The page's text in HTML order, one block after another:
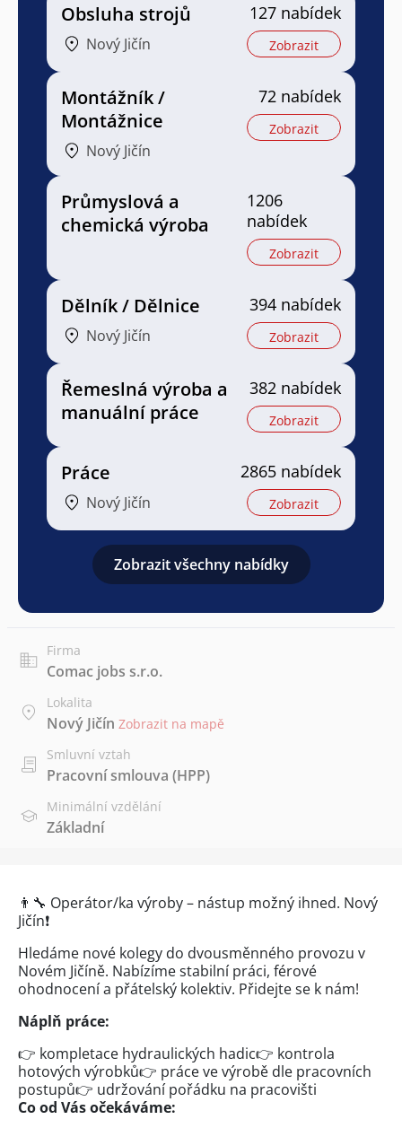
Obsluha strojů
Nový Jičín
127 nabídek
Zobrazit
Montážník /
Montážnice
Nový Jičín
72 nabídek
Zobrazit
Průmyslová a
chemická výroba
1206
nabídek
Zobrazit
Dělník / Dělnice
Nový Jičín
394 nabídek
Zobrazit
Řemeslná výroba a
manuální práce
382 nabídek
Zobrazit
Práce
Nový Jičín
2865 nabídek
Zobrazit
Zobrazit všechny nabídky
Firma
Comac jobs s.r.o.
Lokalita
Nový Jičín Zobrazit na mapě
Smluvní vztah
Pracovní smlouva (HPP)
Minimální vzdělání
Základní
👨‍🔧 Operátor/ka výroby – nástup možný ihned. Nový
Jičín❗
Hledáme nové kolegy do dvousměnného provozu v
Novém Jičíně. Nabízíme stabilní práci, férové
ohodnocení a přátelský kolektiv. Přidejte se k nám!
Náplň práce:
👉 kompletace hydraulických hadic👉 kontrola
hotových výrobků👉 práce ve výrobě dle pracovních
postupů👉 udržování pořádku na pracovišti
Co od Vás očekáváme: